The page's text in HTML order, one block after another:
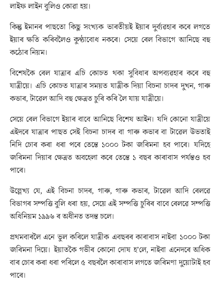
লাইফ লাইন বুলিও কোৱা হয়।
কিন্তু ইমানৰ পাছতো কিছু সংখ্যক ভাৰতীয়ই ইয়াৰ দুৰ্ব্যৱহাৰ কৰে লগতে
ইয়াৰ ক্ষতি কৰিবলৈও কুন্ঠাবোধ নকৰে। সেয়ে ৰেল বিভাগে আনিছে বহু
কঠোৰ নিয়ম।
বিশেষকৈ ৰেল যাত্ৰাৰ এচি কোচত থকা সুবিধাৰ অপব্যৱহাৰ কৰে বহু
যাত্ৰীয়ে। এচি কোচত যাত্ৰাৰ সময়ত যাত্ৰীক দিয়া বিচনা চাদৰ দুখন, গাৰু
কভাৰ, টাৱেল আদি বহু ক্ষেত্ৰত চুৰি কৰি লৈ যায় যাত্ৰীয়ে।
সেয়ে ৰেল বিভাগে ইয়াৰ বাবে আনিছে বিশেষ আইন। যদি কোনো যাত্ৰীয়ে
এইদৰে যাত্ৰাৰ পাছত সেই বিচনা চাদৰ বা গাৰু কভাৰ বা টাৱেল উভতাই
নিদি চোৰ কৰা ধৰা পৰে তেন্তে ১০০০ টকা জৰিমনা হব পাৰে। যদিহে
জৰিমনা দিয়াৰ ক্ষেত্ৰত অবহেলা কৰে তেন্তে ১ বছৰ কাৰাবাস পৰ্যন্তও হব
পাৰে।
উল্লেখ্য যে, এই বিচনা চাদৰ, গাৰু, গাৰু কভাৰ, টাৱেল আদি ৰেলৱে
বিভাগৰ সম্পত্তি বুলি ধৰা হয়, সেয়ে এই সম্পত্তি চুৰিৰ বাবে ৰেলৱে সম্পত্তি
অধিনিয়ম ১৯৯৬ ৰ অধীনত তদন্ত চলে।
প্ৰথমবাৰলৈ এনে ভুল কৰিলে যাত্ৰীক এবছৰৰ কাৰাবাস নাইবা ১০০০ টকা
জৰিমনা দিয়ে। ইয়াতকৈ গভীৰ কোনো দোষ হ’লে, নাইবা এনেদৰে অধিক
বাৰ চোৰ কৰা ধৰা পৰিলে ৫ বছৰলৈ কাৰাবাস লগতে জৰিমণা দুয়োটাই হব
পাৰে।